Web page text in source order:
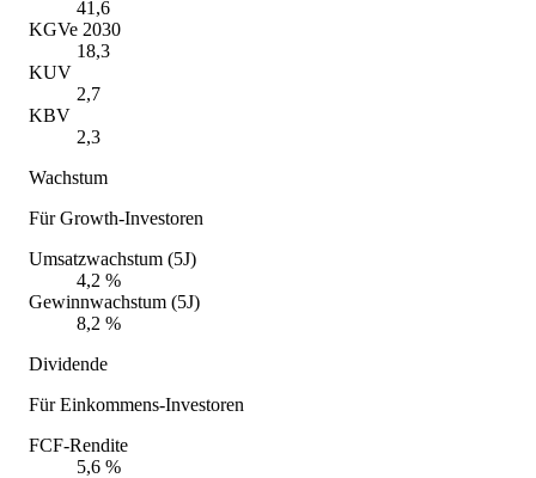
41,6
KGVe 2030
18,3
KUV
2,7
KBV
2,3
Wachstum
Für Growth-Investoren
Umsatzwachstum (5J)
4,2 %
Gewinnwachstum (5J)
8,2 %
Dividende
Für Einkommens-Investoren
FCF-Rendite
5,6 %